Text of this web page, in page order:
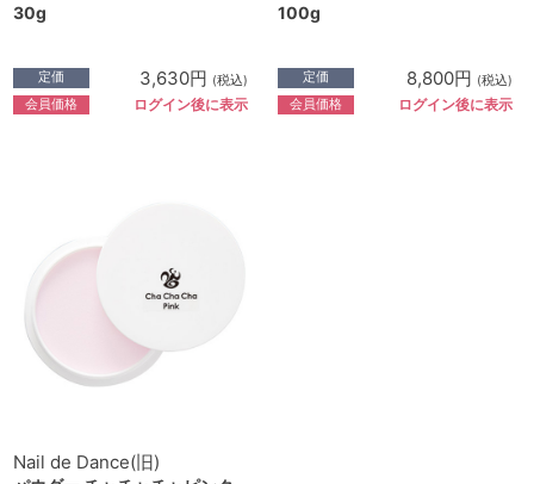
30g
定価 3,630円 (税込)
会員価格 ログイン後に表示
100g
定価 8,800円 (税込)
会員価格 ログイン後に表示
Nail de Dance(旧)